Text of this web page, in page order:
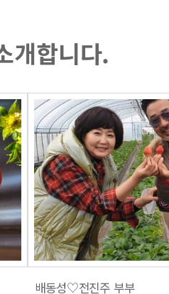
개합니다.
배동성♡전진주 부부